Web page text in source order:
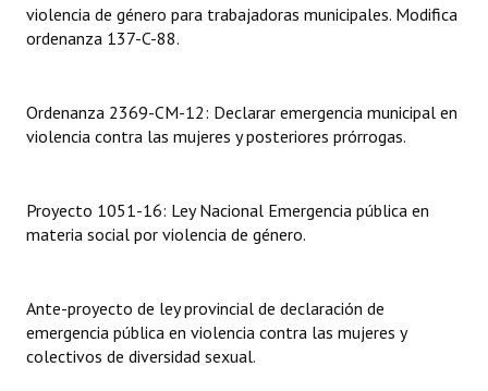
violencia de género para trabajadoras municipales. Modifica
ordenanza 137-C-88.
Ordenanza 2369-CM-12: Declarar emergencia municipal en
violencia contra las mujeres y posteriores prórrogas.
Proyecto 1051-16: Ley Nacional Emergencia pública en
materia social por violencia de género.
Ante-proyecto de ley provincial de declaración de
emergencia pública en violencia contra las mujeres y
colectivos de diversidad sexual.